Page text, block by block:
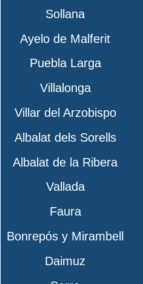
Sollana
Ayelo de Malferit
Puebla Larga
Villalonga
Villar del Arzobispo
Albalat dels Sorells
Albalat de la Ribera
Vallada
Faura
Bonrepós y Mirambell
Daimuz